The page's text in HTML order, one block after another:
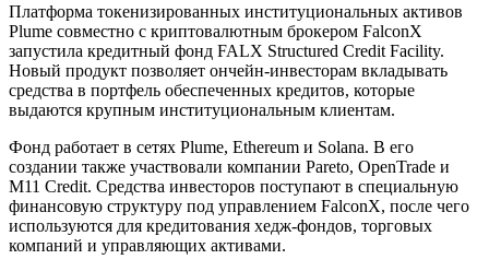
Платформа токенизированных институциональных активов
Plume совместно с криптовалютным брокером FalconX
запустила кредитный фонд FALX Structured Credit Facility.
Новый продукт позволяет ончейн-инвесторам вкладывать
средства в портфель обеспеченных кредитов, которые
выдаются крупным институциональным клиентам.
Фонд работает в сетях Plume, Ethereum и Solana. В его
создании также участвовали компании Pareto, OpenTrade и
M11 Credit. Средства инвесторов поступают в специальную
финансовую структуру под управлением FalconX, после чего
используются для кредитования хедж-фондов, торговых
компаний и управляющих активами.